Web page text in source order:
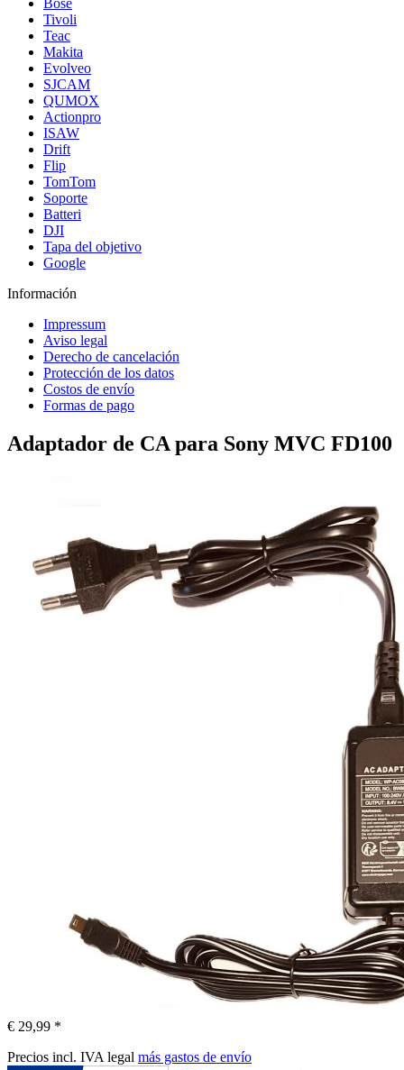
Bose
Tivoli
Teac
Makita
Evolveo
SJCAM
QUMOX
Actionpro
ISAW
Drift
Flip
TomTom
Soporte
Batteri
DJI
Tapa del objetivo
Google
Información
Impressum
Aviso legal
Derecho de cancelación
Protección de los datos
Costos de envío
Formas de pago
Adaptador de CA para Sony MVC FD100
€ 29,99 *
Precios incl. IVA legal más gastos de envío